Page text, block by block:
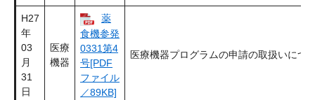
H27
年
03
月
31
日
医療
機器
薬
食機参発
0331第4
号[PDF
ファイル
／89KB]
医療機器プログラムの申請の取扱いにつ